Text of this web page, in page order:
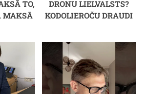
TO,
MAKSĀ
DRONU LIELVALSTS?
KODOLIEROČU DRAUDI